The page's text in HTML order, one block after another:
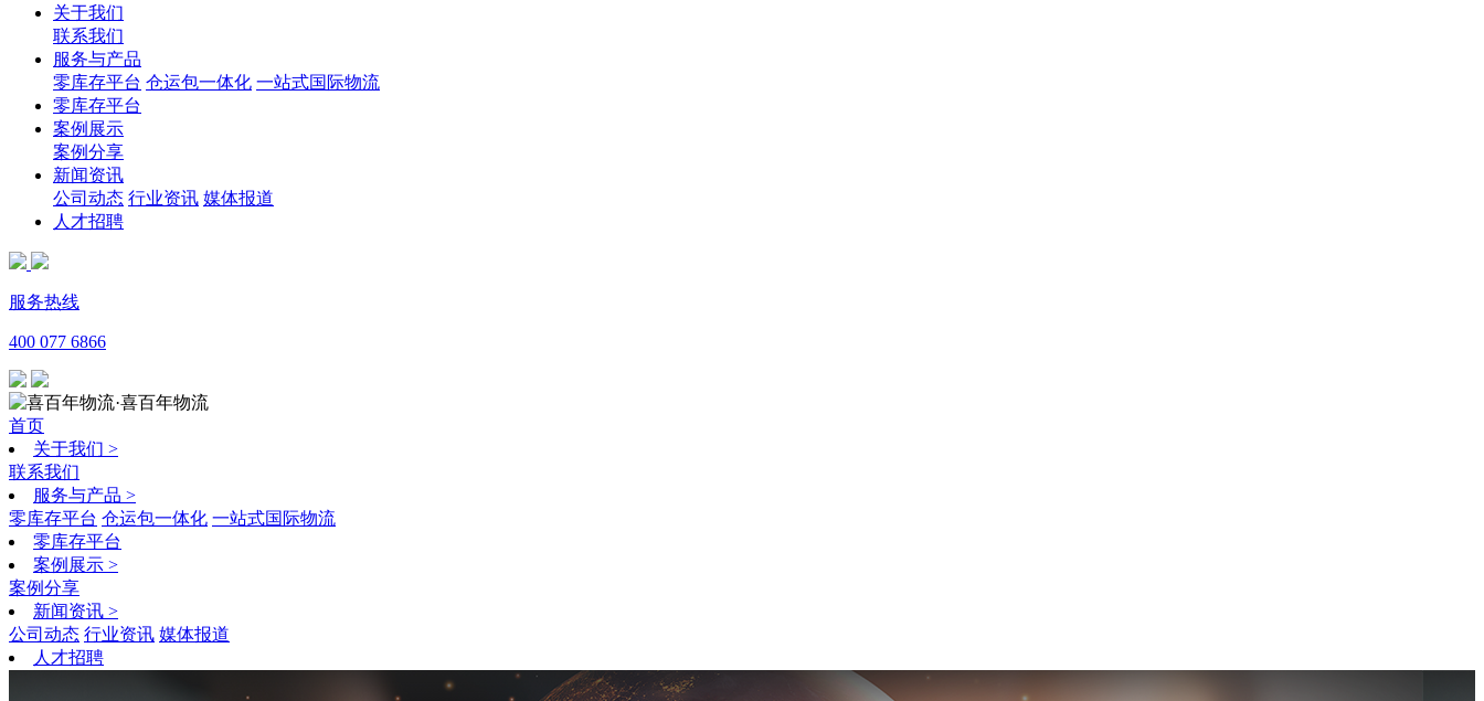
关于我们
联系我们
服务与产品
零库存平台 仓运包一体化 一站式国际物流
零库存平台
案例展示
案例分享
新闻资讯
公司动态 行业资讯 媒体报道
人才招聘
服务热线
400 077 6866
·喜百年物流
首页
关于我们 >
联系我们
服务与产品 >
零库存平台 仓运包一体化 一站式国际物流
零库存平台
案例展示 >
案例分享
新闻资讯 >
公司动态 行业资讯 媒体报道
人才招聘